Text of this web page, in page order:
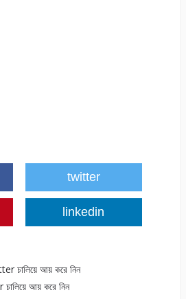
twitter
linkedin
আয় করে নিন